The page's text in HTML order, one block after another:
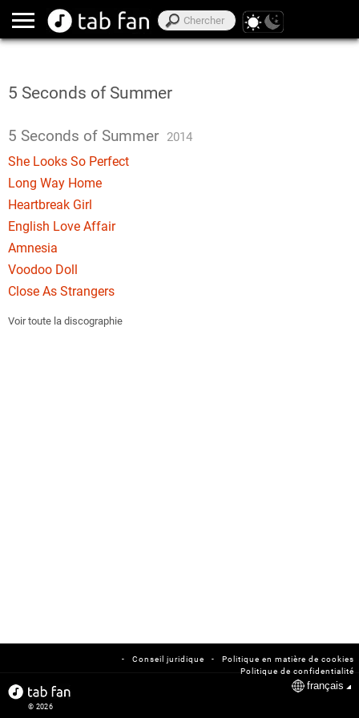
5 Seconds of Summer
5 Seconds of Summer 2014
She Looks So Perfect
Long Way Home
Heartbreak Girl
English Love Affair
Amnesia
Voodoo Doll
Close As Strangers
Voir toute la discographie
Politique en matière de cookies
-
Conseil juridique
-
Politique de confidentialité
français
© 2026